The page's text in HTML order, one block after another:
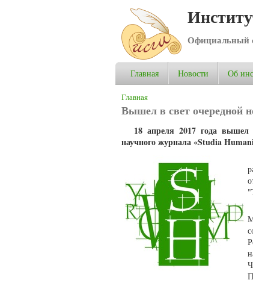
Официальный
Главная Новости Об
Вы здесь
Главная
Вышел в свет очередной
18 апреля 2017 года вышел
научного журнала «Studia